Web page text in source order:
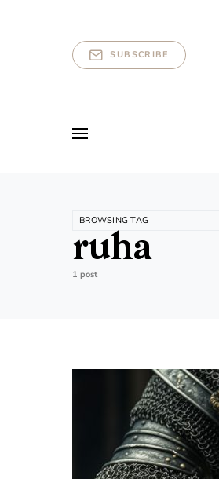
SUBSCRIBE
BROWSING TAG
ruha
1 post